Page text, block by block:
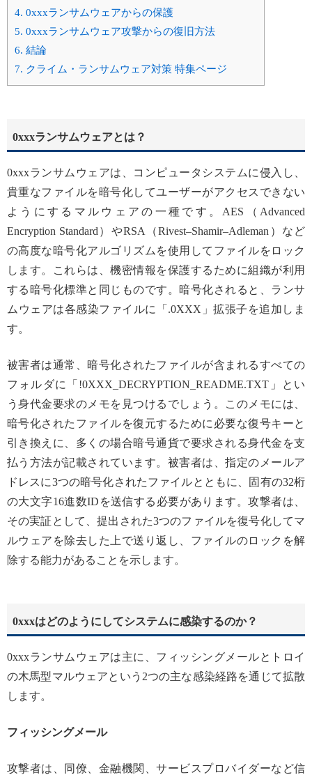
4. 0xxxランサムウェアからの保護
5. 0xxxランサムウェア攻撃からの復旧方法
6. 結論
7. クライム・ランサムウェア対策 特集ページ
0xxxランサムウェアとは？
0xxxランサムウェアは、コンピュータシステムに侵入し、
貴重なファイルを暗号化してユーザーがアクセスできない
ようにするマルウェアの一種です。AES（Advanced
Encryption Standard）やRSA（Rivest–Shamir–Adleman）など
の高度な暗号化アルゴリズムを使用してファイルをロック
します。これらは、機密情報を保護するために組織が利用
する暗号化標準と同じものです。暗号化されると、ランサ
ムウェアは各感染ファイルに「.0XXX」拡張子を追加しま
す。
被害者は通常、暗号化されたファイルが含まれるすべての
フォルダに「!0XXX_DECRYPTION_README.TXT」とい
う身代金要求のメモを見つけるでしょう。このメモには、
暗号化されたファイルを復元するために必要な復号キーと
引き換えに、多くの場合暗号通貨で要求される身代金を支
払う方法が記載されています。被害者は、指定のメールア
ドレスに3つの暗号化されたファイルとともに、固有の32桁
の大文字16進数IDを送信する必要があります。攻撃者は、
その実証として、提出された3つのファイルを復号化してマ
ルウェアを除去した上で送り返し、ファイルのロックを解
除する能力があることを示します。
0xxxはどのようにしてシステムに感染するのか？
0xxxランサムウェアは主に、フィッシングメールとトロイ
の木馬型マルウェアという2つの主な感染経路を通じて拡散
します。
フィッシングメール
攻撃者は、同僚、金融機関、サービスプロバイダーなど信